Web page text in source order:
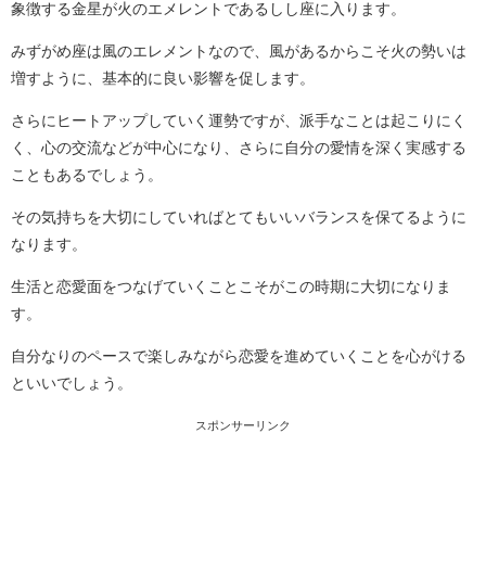
象徴する金星が火のエメレントであるしし座に入ります。
みずがめ座は風のエレメントなので、風があるからこそ火の勢いは
増すように、基本的に良い影響を促します。
さらにヒートアップしていく運勢ですが、派手なことは起こりにく
く、心の交流などが中心になり、さらに自分の愛情を深く実感する
こともあるでしょう。
その気持ちを大切にしていればとてもいいバランスを保てるように
なります。
生活と恋愛面をつなげていくことこそがこの時期に大切になりま
す。
自分なりのペースで楽しみながら恋愛を進めていくことを心がける
といいでしょう。
スポンサーリンク